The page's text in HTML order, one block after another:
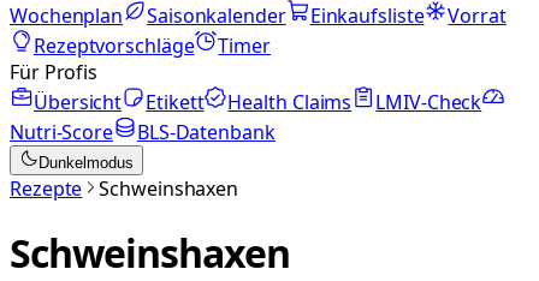
Wochenplan
Saisonkalender Einkaufsliste
Vorrat
Rezeptvorschläge
Timer
Für Profis
Übersicht
Etikett Health Claims
LMIV-Check
Nutri-Score
BLS-Datenbank
Dunkelmodus
Rezepte Schweinshaxen
Schweinshaxen